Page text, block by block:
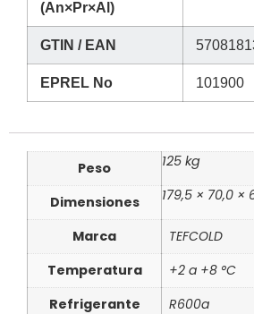
(An×Pr×Al)
GTIN / EAN
EPREL No 101900
Peso 125 kg
Dimensiones 179,5 × 70,0 ×
Marca
TEFCOLD
Temperatura
+2 a +8 °C
Refrigerante
R600a